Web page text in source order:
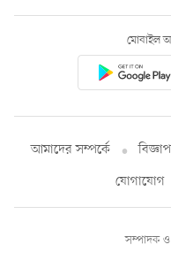
মোবাইল
আমাদের সম্পর্কে
যোগাযোগ
সম্পাদক ও